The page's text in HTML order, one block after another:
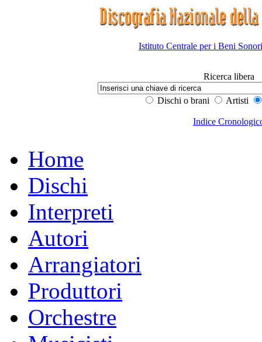
Istituto Centrale per i Beni
Ricerca libera
Dischi o brani Artisti
Indice
Home
Dischi
Interpreti
Autori
Arrangiatori
Produttori
Orchestre